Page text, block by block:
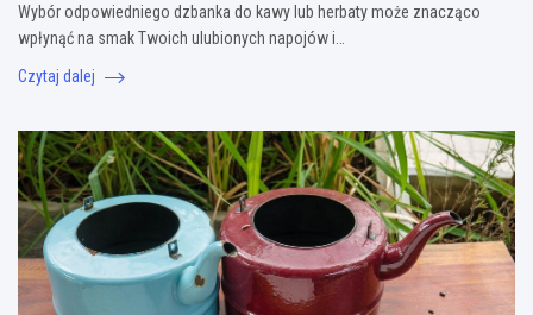
Wybór odpowiedniego dzbanka do kawy lub herbaty może znacząco
wpłynąć na smak Twoich ulubionych napojów i…
Czytaj dalej